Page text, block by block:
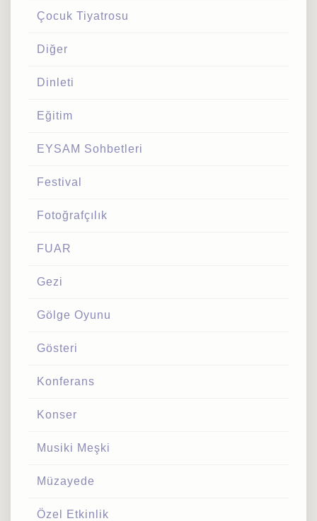
Çocuk Tiyatrosu
Diğer
Dinleti
Eğitim
EYSAM Sohbetleri
Festival
Fotoğrafçılık
FUAR
Gezi
Gölge Oyunu
Gösteri
Konferans
Konser
Musiki Meşki
Müzayede
Özel Etkinlik